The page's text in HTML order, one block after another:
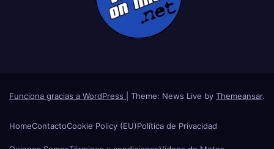
Funciona gracias a WordPress Theme: News Live by Themeansar.
HomeContactoCookie Policy (EU)Política de Privacidad